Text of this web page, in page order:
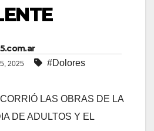
2025 #Dolores